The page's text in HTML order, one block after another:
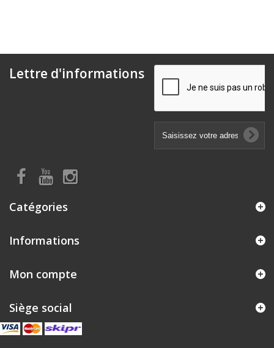
Lettre d'informations
Catégories
Informations
Mon compte
Siège social